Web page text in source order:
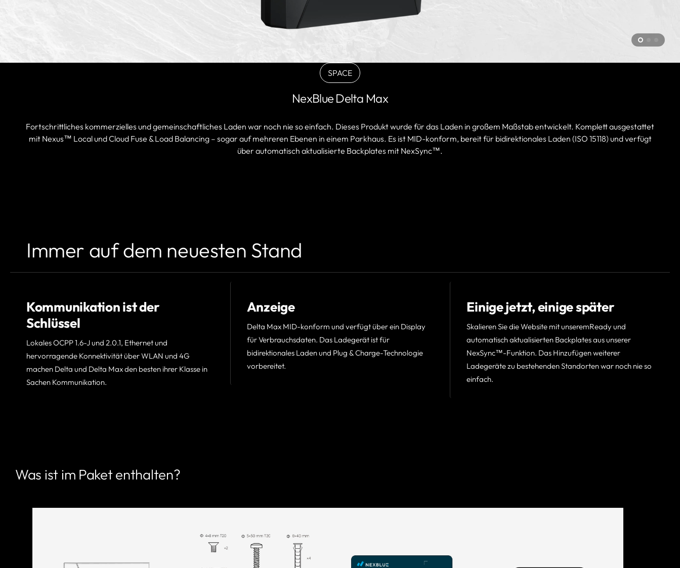
SPACE
BLACK
ausverkauft
nicht
verfügbar
NexBlue Delta Max
Fortschrittliches kommerzielles und gemeinschaftliches Laden war noch nie so einfach. Dieses Produkt wurde für das Laden in großem Maßstab entwickelt. Komplett ausgestattet
mit Nexus™ Local und Cloud Fuse & Load Balancing – sogar auf mehreren Ebenen in einem Parkhaus. Es ist MID-konform, bereit für bidirektionales Laden (ISO 15118) und verfügt
über automatisch aktualisierte Backplates mit NexSync™.
Immer auf dem neuesten Stand
Kommunikation ist der
Schlüssel
Lokales OCPP 1.6-J und 2.0.1, Ethernet und
hervorragende Konnektivität über WLAN und 4G
machen Delta und Delta Max den besten ihrer Klasse in
Sachen Kommunikation.
Anzeige
Delta Max MID-konform und verfügt über ein Display
für Verbrauchsdaten. Das Ladegerät ist für
bidirektionales Laden und Plug & Charge-Technologie
vorbereitet.
Einige jetzt, einige später
Skalieren Sie die Website mit unseremReady und
automatisch aktualisierten Backplates aus unserer
NexSync™-Funktion. Das Hinzufügen weiterer
Ladegeräte zu bestehenden Standorten war noch nie so
einfach.
Was ist im Paket enthalten?